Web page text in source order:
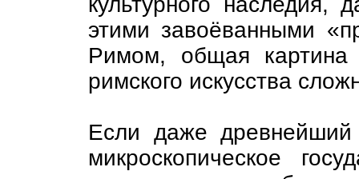
этими завоёванными
Римом, общая картина
римского искусства
Если даже
микроскопическое